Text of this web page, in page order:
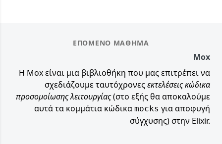
ΕΠΌΜΕΝΟ ΜΆΘΗΜΑ
Mox
Η Mox είναι μια βιβλιοθήκη που μας επιτρέπει να
σχεδιάζουμε ταυτόχρονεςεκτελέσεις κώδικα
προσομοίωσης λειτουργίας(στο εξής θα αποκαλούμε
αυτά τα κομμάτια κώδικα mocks για αποφυγή
σύγχυσης) στην Elixir.